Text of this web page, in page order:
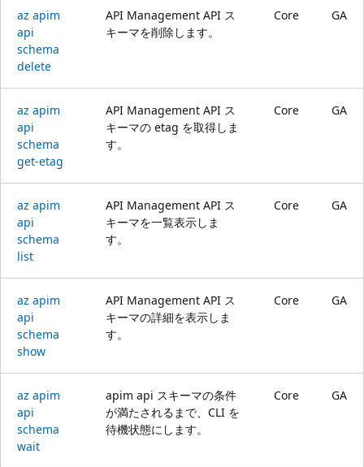
az apim
api
schema
delete
API Management API ス
キーマを削除します。
Core GA
az apim
api
schema
get-etag
API Management API ス
キーマの etag を取得しま
す。
Core GA
az apim
api
schema
list
API Management API ス
キーマを一覧表示しま
す。
Core GA
az apim
api
schema
show
API Management API ス
キーマの詳細を表示しま
す。
Core GA
az apim
api
schema
wait
apim api スキーマの条件
が満たされるまで、CLI を
待機状態にします。
Core GA